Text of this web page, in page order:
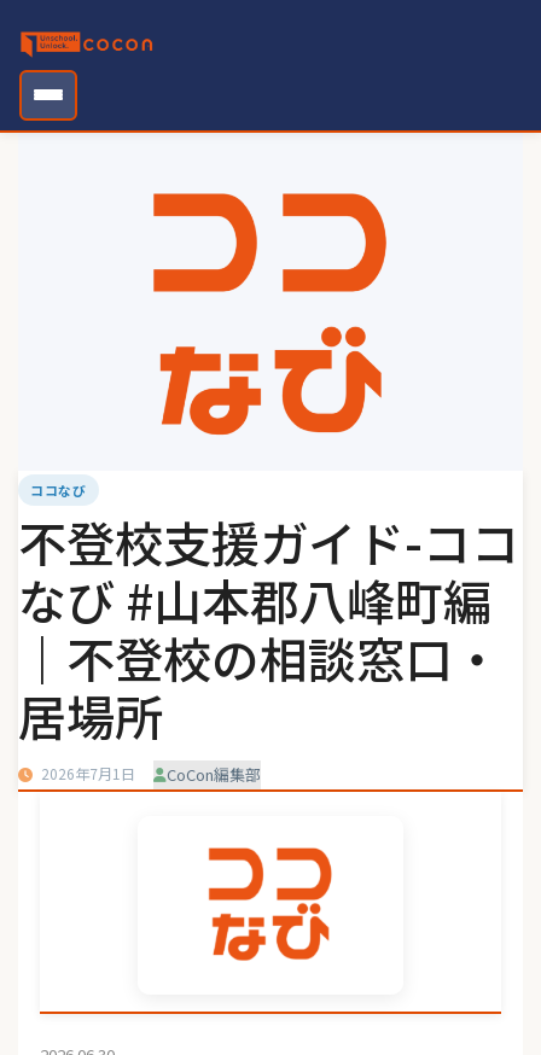
content
ココなび
不登校支援ガイド-ココ
なび #山本郡八峰町編
｜不登校の相談窓口・
居場所
2026年7月1日 CoCon編集部